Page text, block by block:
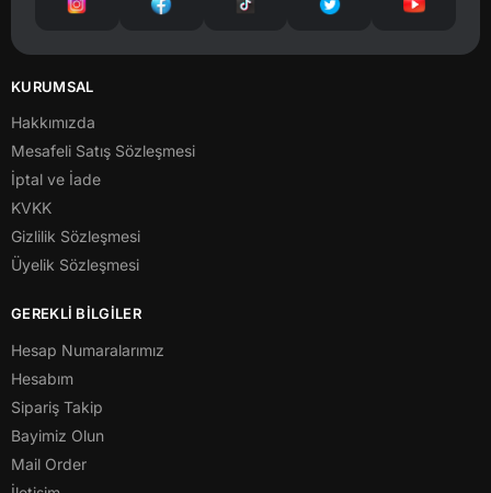
KURUMSAL
Hakkımızda
Mesafeli Satış Sözleşmesi
İptal ve İade
KVKK
Gizlilik Sözleşmesi
Üyelik Sözleşmesi
GEREKLİ BİLGİLER
Hesap Numaralarımız
Hesabım
Sipariş Takip
Bayimiz Olun
Mail Order